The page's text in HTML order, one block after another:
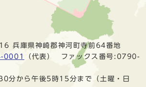
兵庫県神崎郡神河町寺前64番地
0001
（代表） ファックス番号:0790-
分から午後5時15分まで（土曜・日